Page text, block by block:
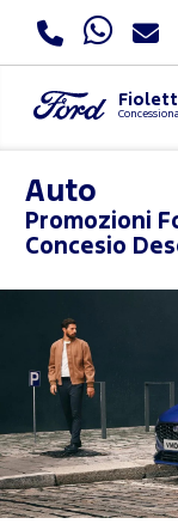
Auto
Promozioni
Concesio